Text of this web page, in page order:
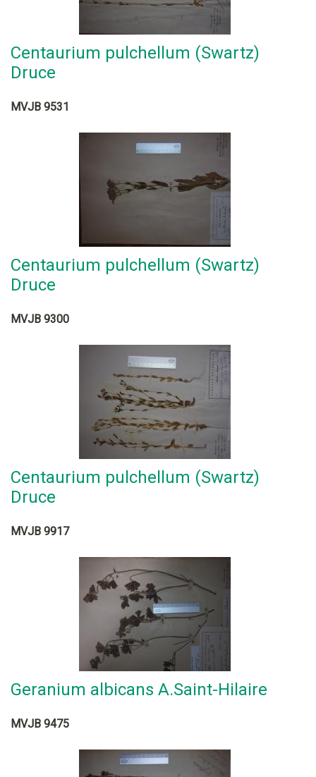
Centaurium pulchellum (Swartz)
Druce
MVJB 9531
Centaurium pulchellum (Swartz)
Druce
MVJB 9300
Centaurium pulchellum (Swartz)
Druce
MVJB 9917
Geranium albicans A.Saint-Hilaire
MVJB 9475